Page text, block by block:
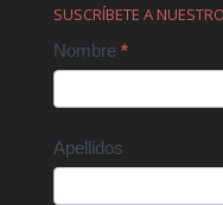
SUSCRÍBETE A
Contact
Nombre *
Apellidos